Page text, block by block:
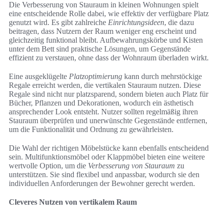
Die Verbesserung von Stauraum in kleinen Wohnungen spielt
eine entscheidende Rolle dabei, wie effektiv der verfügbare Platz
genutzt wird. Es gibt zahlreiche Einrichtungsideen, die dazu
beitragen, dass Nutzern der Raum weniger eng erscheint und
gleichzeitig funktional bleibt. Aufbewahrungskörbe und Kisten
unter dem Bett sind praktische Lösungen, um Gegenstände
effizient zu verstauen, ohne dass der Wohnraum überladen wirkt.
Eine ausgeklügelte Platzoptimierung kann durch mehrstöckige
Regale erreicht werden, die vertikalen Stauraum nutzen. Diese
Regale sind nicht nur platzsparend, sondern bieten auch Platz für
Bücher, Pflanzen und Dekorationen, wodurch ein ästhetisch
ansprechender Look entsteht. Nutzer sollten regelmäßig ihren
Stauraum überprüfen und unerwünschte Gegenstände entfernen,
um die Funktionalität und Ordnung zu gewährleisten.
Die Wahl der richtigen Möbelstücke kann ebenfalls entscheidend
sein. Multifunktionsmöbel oder Klappmöbel bieten eine weitere
wertvolle Option, um die Verbesserung von Stauraum zu
unterstützen. Sie sind flexibel und anpassbar, wodurch sie den
individuellen Anforderungen der Bewohner gerecht werden.
Cleveres Nutzen von vertikalem Raum